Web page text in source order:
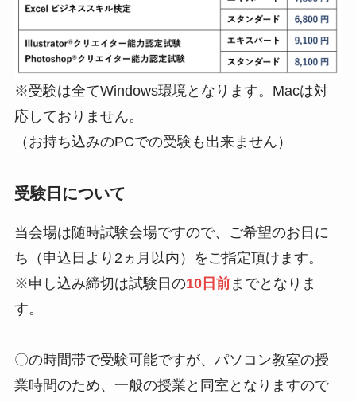
※受験は全てWindows環境となります。Macは対
応しておりません。
（お持ち込みのPCでの受験も出来ません）
受験日について
当会場は随時試験会場ですので、ご希望のお日に
ち（申込日より2ヵ月以内）をご指定頂けます。
※申し込み締切は試験日の10日前までとなりま
す。
〇の時間帯で受験可能ですが、パソコン教室の授
業時間のため、一般の授業と同室となりますので